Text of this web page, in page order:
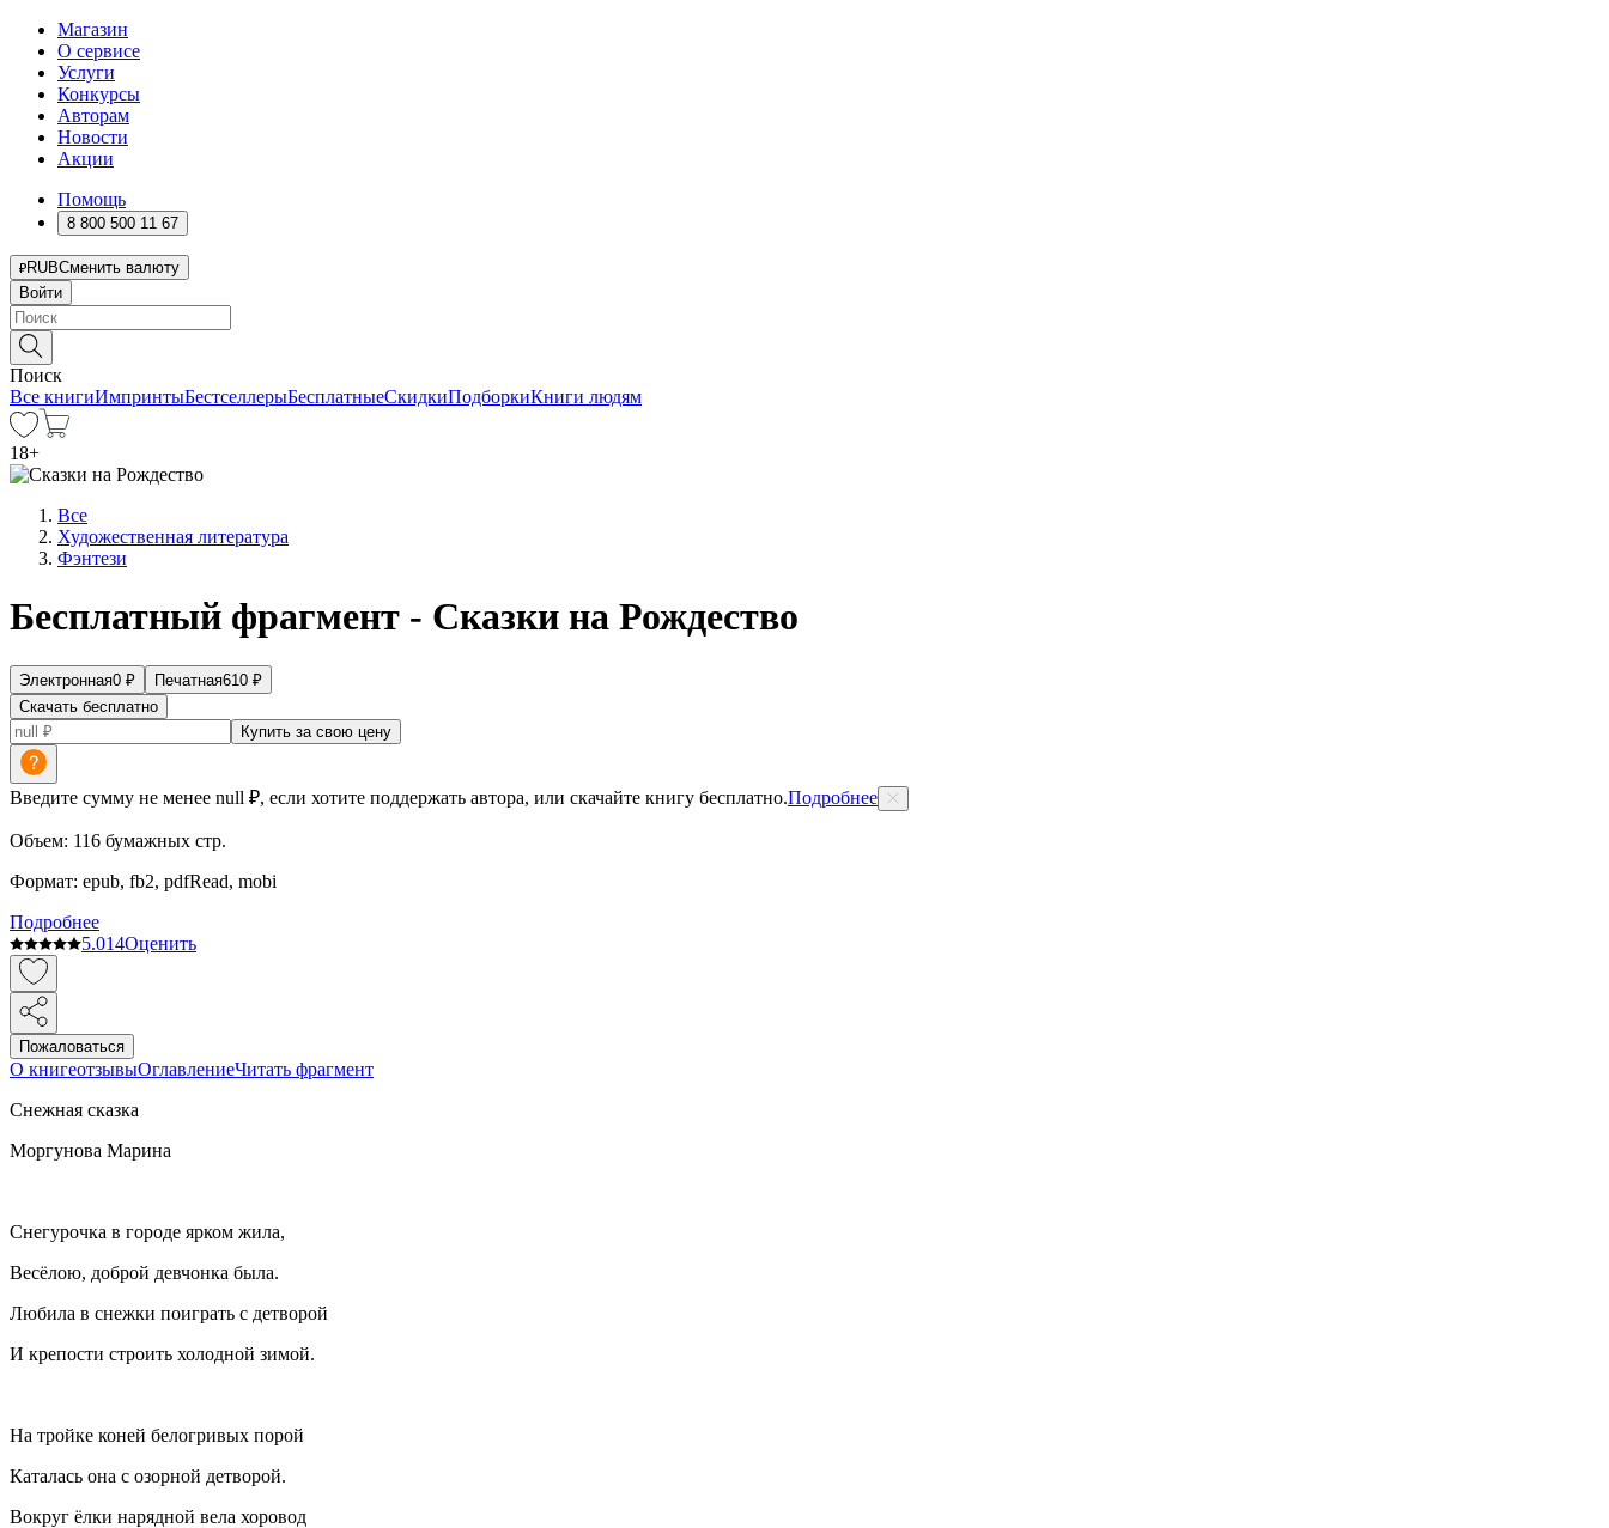
Магазин
О сервисе
Услуги
Конкурсы
Авторам
Новости
Акции
Помощь
8 800 500 11 67
RUBСменить валюту
Войти
Поиск
Все книгиИмпринтыБестселлерыБесплатныеСкидкиПодборкиКниги людям
18+
Все
Художественная литература
Фэнтези
Бесплатный фрагмент - Сказки на Рождество
Электронная0 ₽ Печатная610 ₽
Скачать бесплатно
Купить за свою цену
Введите сумму не менее null ₽, если хотите поддержать автора, или скачайте книгу бесплатно.Подробнее
Объем: 116 бумажных стр.
Формат: epub, fb2, pdfRead, mobi
Подробнее
5.014Оценить
Пожаловаться
О книгеотзывыОглавлениеЧитать фрагмент
Снежная сказка
Моргунова Марина
Снегурочка в городе ярком жила,
Весëлою, доброй девчонка была.
Любила в снежки поиграть с детворой
И крепости строить холодной зимой.
На тройке коней белогривых порой
Каталась она с озорной детворой.
Вокруг ëлки нарядной вела хоровод